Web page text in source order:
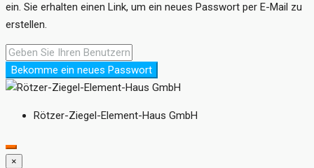
ein. Sie erhalten einen Link, um ein neues Passwort per E-Mail zu
erstellen.
Bekomme ein neues Passwort
Rötzer-Ziegel-Element-Haus GmbH
×